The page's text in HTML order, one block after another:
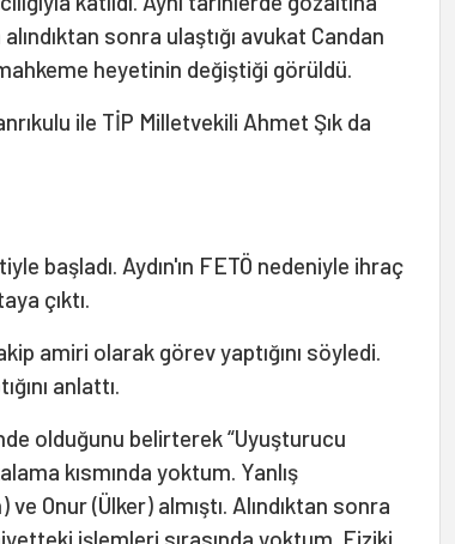
sonra ulaştığı avukat Candan
heyetinin değiştiği görüldü.
ile TİP Milletvekili Ahmet Şık da
başladı. Aydın'ın FETÖ nedeniyle ihraç
çıktı.
amiri olarak görev yaptığını söyledi.
anlattı.
olduğunu belirterek “Uyuşturucu
kısmında yoktum. Yanlış
Onur (Ülker) almıştı. Alındıktan sonra